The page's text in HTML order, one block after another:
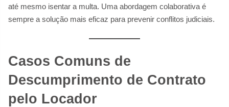
até mesmo isentar a multa. Uma abordagem colaborativa é
sempre a solução mais eficaz para prevenir conflitos judiciais.
Casos Comuns de
Descumprimento de Contrato
pelo Locador